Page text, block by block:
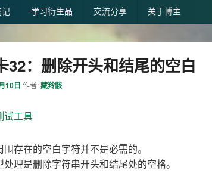
学习衍生品 交流分享 关于博主
32：删除开头和结尾的空白
10日 作者:藏羚骸
试工具
存在的空白字符并不是必需的。
理是删除字符串开头和结尾处的空格。